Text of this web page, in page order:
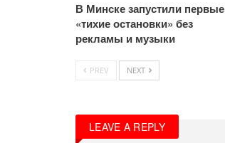
В Минске запустили первые
«тихие остановки» без
рекламы и музыки
PREV NEXT
LEAVE A REPLY